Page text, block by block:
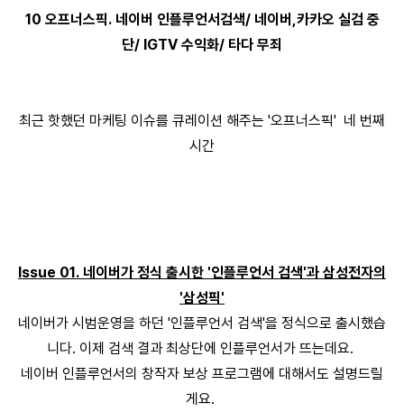
10 오프너스픽. 네이버 인플루언서검색/ 네이버,카카오 실검 중
단/ IGTV 수익화/ 타다 무죄
최근 핫했던 마케팅 이슈를 큐레이션 해주는 '오프너스픽' 네 번째
시간
Issue 01. 네이버가 정식 출시한 '인플루언서 검색'과 삼성전자의
'삼성픽'
네이버가 시범운영을 하던 '인플루언서 검색'을 정식으로 출시했습
니다. 이제 검색 결과 최상단에 인플루언서가 뜨는데요.
네이버 인플루언서의 창작자 보상 프로그램에 대해서도 설명드릴
게요.